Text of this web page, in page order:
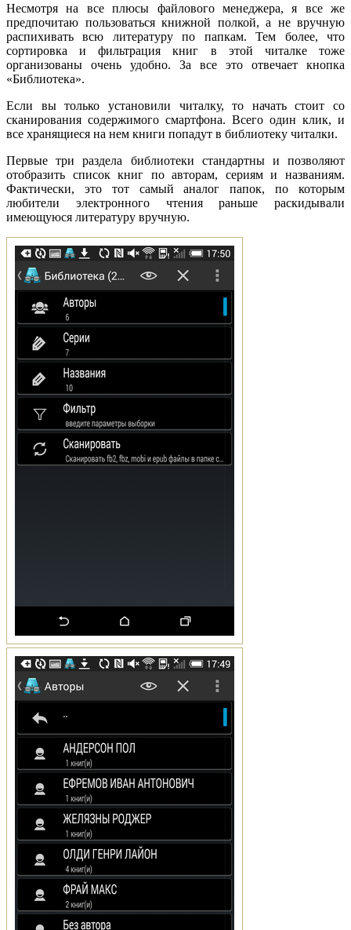
Несмотря на все плюсы файлового менеджера, я все же
предпочитаю пользоваться книжной полкой, а не вручную
распихивать всю литературу по папкам. Тем более, что
сортировка и фильтрация книг в этой читалке тоже
организованы очень удобно. За все это отвечает кнопка
«Библиотека».
Если вы только установили читалку, то начать стоит со
сканирования содержимого смартфона. Всего один клик, и
все хранящиеся на нем книги попадут в библиотеку читалки.
Первые три раздела библиотеки стандартны и позволяют
отобразить список книг по авторам, сериям и названиям.
Фактически, это тот самый аналог папок, по которым
любители электронного чтения раньше раскидывали
имеющуюся литературу вручную.